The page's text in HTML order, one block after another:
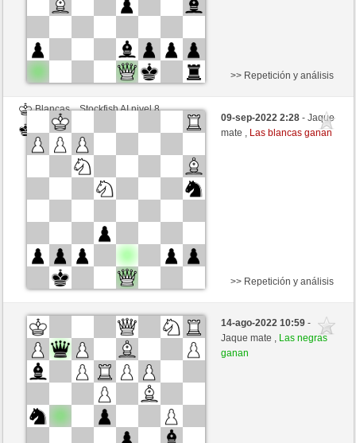
Blancas
Stockfish AI nivel 8
Negras
>> Repetición y análisis
09-sep-2022 2:28- Jaque
mate , Las blancas ganan
Blancas
Stockfish AI nivel 8
Negras
luismsb (1726)
>> Repetición y análisis
14-ago-2022 10:59-
Jaque mate , Las negras
ganan